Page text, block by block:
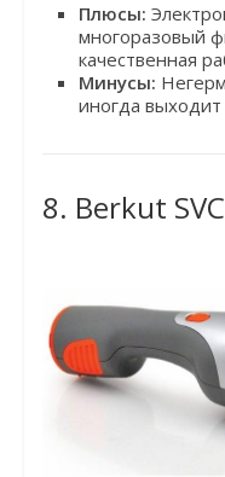
Плюсы:
многоразовый
качественная
Минусы:
иногда
8. Berkut